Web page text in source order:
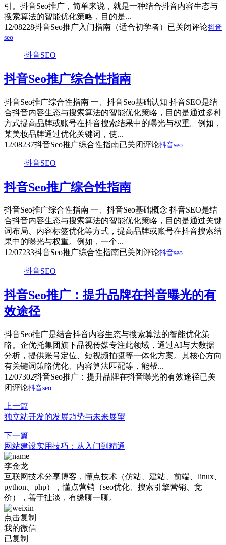
引。抖音Seo推广，简单来说，就是一种结合抖音内容生态与
搜索算法的智能优化策略，目的是...
12/08228抖音Seo推广入门指南（适合初学者） 已关闭评论抖音
seo
抖音SEO
抖音Seo推广综合性指南
抖音Seo推广综合性指南 一、抖音Seo基础认知 抖音SEO是结
合抖音内容生态与搜索算法的智能优化策略，目的是通过多种
方式提高品牌或账号在抖音搜索结果中的曝光与权重。例如，
某美妆品牌通过优化关键词，使...
12/08237抖音Seo推广综合性指南已关闭评论抖音seo
抖音SEO
抖音Seo推广综合性指南
抖音Seo推广综合性指南 一、抖音Seo基础概念 抖音SEO是结
合抖音内容生态与搜索算法的智能优化策略，目的是通过关键
词布局、内容标签优化等方式，提高品牌或账号在抖音搜索结
果中的曝光与权重。例如，一个...
12/07233抖音Seo推广综合性指南已关闭评论抖音seo
抖音SEO
抖音Seo推广：提升品牌在抖音曝光的有
效途径
抖音Seo推广是结合抖音内容生态与搜索算法的智能优化策
略。企优托集团旗下品视传媒专注此领域，通过AI与大数据
分析，提供账号定位、短视频拍摄等一体化方案。其核心方向
有关键词策略优化、内容算法匹配等，能帮...
12/07302抖音Seo推广：提升品牌在抖音曝光的有效途径已关
闭评论抖音seo
上一篇
独立站开发的发展趋势与未来展望
下一篇
网站建设实用技巧：从入门到精通
李金龙
互联网技术分享博客，懂点技术（仿站、建站、前端、linux、
python、php），懂点营销（seo优化、搜索引擎营销、竞
价），善于扯淡，有缘聊一聊。
点击复制
我的微信
已复制